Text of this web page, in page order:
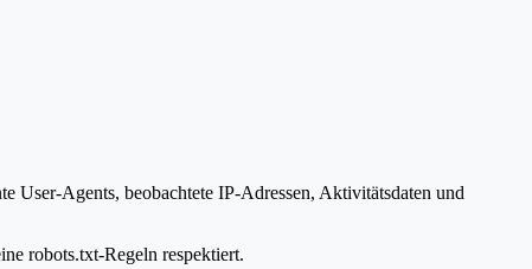
User-Agents, beobachtete IP-Adressen, Aktivitätsdaten und
robots.txt-Regeln respektiert.